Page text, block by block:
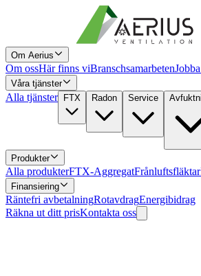
Om Aerius
Om ossHär finns viBranschsamarbeten
Våra tjänster
Alla tjänster FTX Radon Service
Produkter
Alla produkterFTX-AggregatFrånluftsfläktar
Finansiering
Räntefri avbetalningRotavdragEnergibidrag
Räkna ut ditt prisKontakta oss